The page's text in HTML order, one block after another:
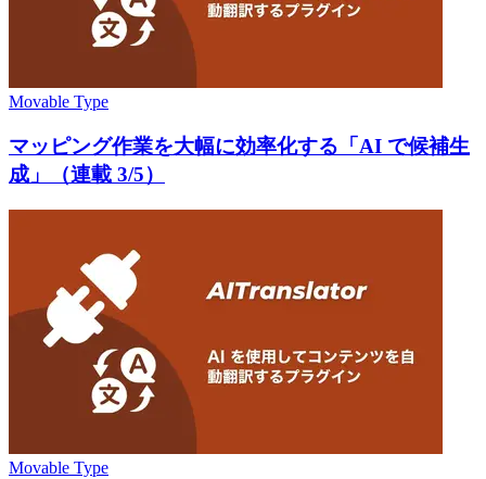
Movable Type
マッピング作業を大幅に効率化する「AI で候補生
成」（連載 3/5）
Movable Type